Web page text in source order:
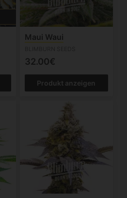
Maui Waui
32.00€
Produkt anzeigen